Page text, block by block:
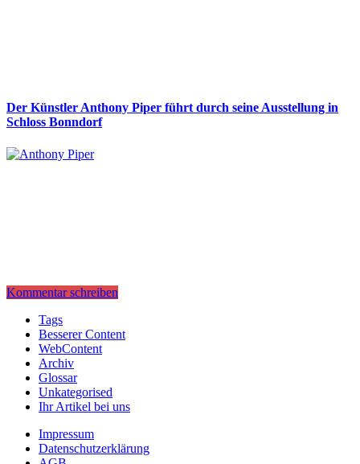
Der Künstler Anthony Piper führt durch seine Ausstellung in
Schloss Bonndorf
Kommentar schreiben
Tags
Besserer Content
WebContent
Archiv
Glossar
Unkategorised
Ihr Artikel bei uns
Impressum
Datenschutzerklärung